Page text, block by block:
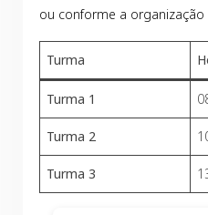
ou conforme a organização
Turma
Turma 1
Turma 2
Turma 3